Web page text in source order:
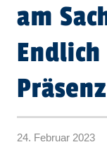
am
Präsenz
24. Februar 2023